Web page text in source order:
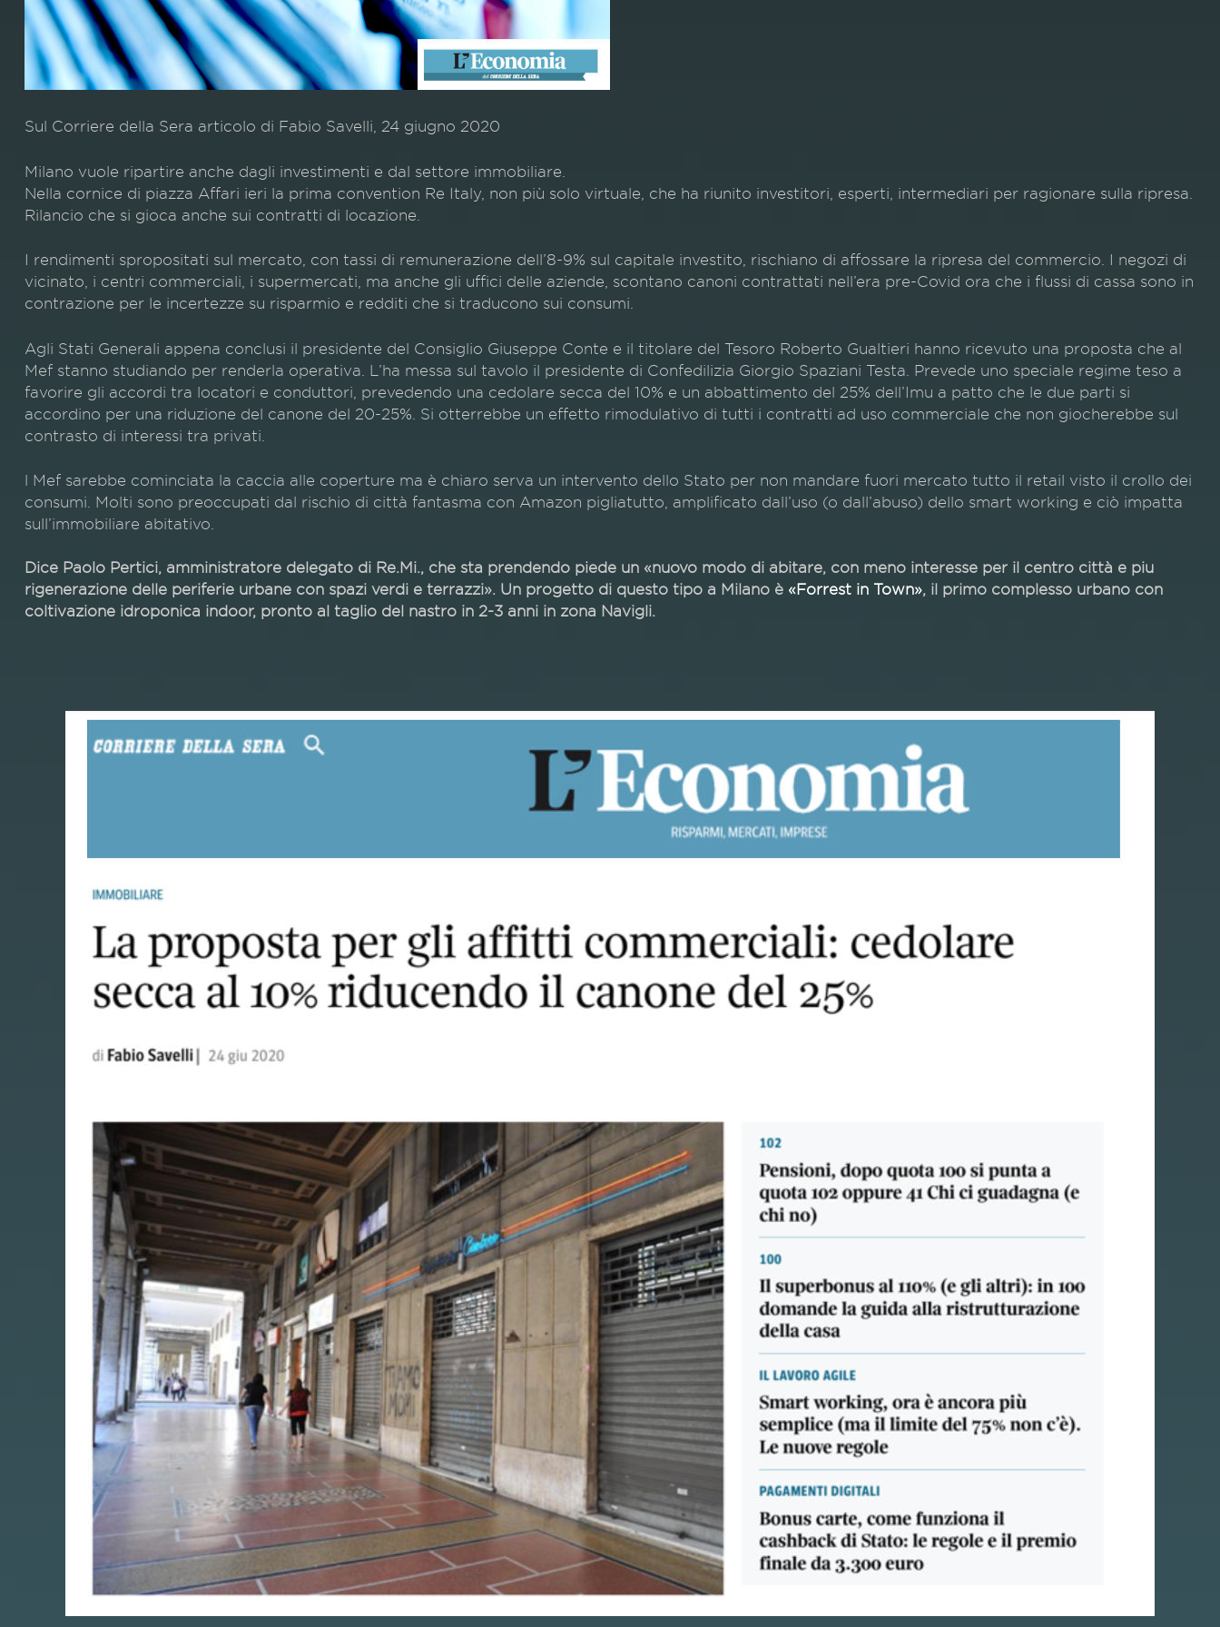
Sul Corriere della Sera articolo di Fabio Savelli, 24 giugno 2020
Milano vuole ripartire anche dagli investimenti e dal settore immobiliare.
Nella cornice di piazza Affari ieri la prima convention Re Italy, non più solo virtuale, che ha riunito investitori, esperti, intermediari per ragionare sulla ripresa.
Rilancio che si gioca anche sui contratti di locazione.
I rendimenti spropositati sul mercato, con tassi di remunerazione dell’8-9% sul capitale investito, rischiano di affossare la ripresa del commercio. I negozi di
vicinato, i centri commerciali, i supermercati, ma anche gli uffici delle aziende, scontano canoni contrattati nell’era pre-Covid ora che i flussi di cassa sono in
contrazione per le incertezze su risparmio e redditi che si traducono sui consumi.
Agli Stati Generali appena conclusi il presidente del Consiglio Giuseppe Conte e il titolare del Tesoro Roberto Gualtieri hanno ricevuto una proposta che al
Mef stanno studiando per renderla operativa. L’ha messa sul tavolo il presidente di Confedilizia Giorgio Spaziani Testa. Prevede uno speciale regime teso a
favorire gli accordi tra locatori e conduttori, prevedendo una cedolare secca del 10% e un abbattimento del 25% dell’Imu a patto che le due parti si
accordino per una riduzione del canone del 20-25%. Si otterrebbe un effetto rimodulativo di tutti i contratti ad uso commerciale che non giocherebbe sul
contrasto di interessi tra privati.
l Mef sarebbe cominciata la caccia alle coperture ma è chiaro serva un intervento dello Stato per non mandare fuori mercato tutto il retail visto il crollo dei
consumi. Molti sono preoccupati dal rischio di città fantasma con Amazon pigliatutto, amplificato dall’uso (o dall’abuso) dello smart working e ciò impatta
sull’immobiliare abitativo.
Dice Paolo Pertici, amministratore delegato di Re.Mi., che sta prendendo piede un «nuovo modo di abitare, con meno interesse per il centro città e piu
rigenerazione delle periferie urbane con spazi verdi e terrazzi». Un progetto di questo tipo a Milano è «Forrest in Town», il primo complesso urbano con
coltivazione idroponica indoor, pronto al taglio del nastro in 2-3 anni in zona Navigli.